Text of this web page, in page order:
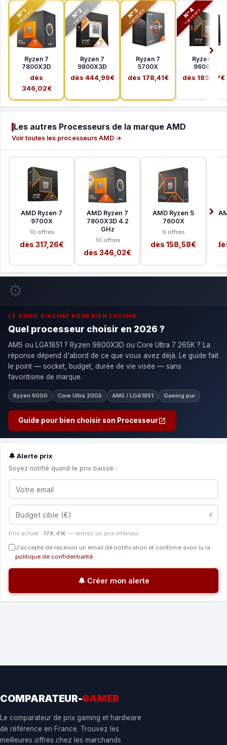
N°1
TOP VENTE
Ryzen 7
7800X3D
dès
346,02€
N°2
TOP VENTE
Ryzen 7
9800X3D
dès 444,99€
N°3
TOP VENTE
Ryzen 7
5700X
dès 178,41€
N°4
TOP VENTE
Ryzen 5
9600X
dès 183,37€
Les autres Processeurs de la marque AMD
Voir toutes les processeurs AMD →
AMD Ryzen 7
9700X
10 offres
dès 317,26€
AMD Ryzen 7
7800X3D 4.2
GHz
10 offres
dès 346,02€
AMD Ryzen 5
7600X
9 offres
dès 158,58€
⚙️
LE GUIDE D'ACHAT POUR BIEN CHOISIR
Quel processeur choisir en 2026 ?
AM5 ou LGA1851 ? Ryzen 9800X3D ou Core Ultra 7 265K ? La
réponse dépend d'abord de ce que vous avez déjà. Le guide fait
le point — socket, budget, durée de vie visée — sans
favoritisme de marque.
Ryzen 9000 Core Ultra 200S AM5 / LGA1851 Gaming pur
Guide pour bien choisir son Processeur
🔔 Alerte prix
Soyez notifié quand le prix baisse :
€
Prix actuel : 178,41€ — entrez un prix inférieur
J'accepte de recevoir un email de notification et confirme avoir lu la
politique de confidentialité.
🔔 Créer mon alerte
COMPARATEUR-GAMER
Le comparateur de prix gaming et hardware
de référence en France. Trouvez les
meilleures offres chez les marchands